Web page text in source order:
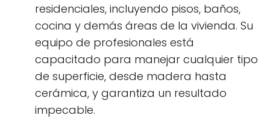
residenciales, incluyendo pisos, baños,
cocina y demás áreas de la vivienda. Su
equipo de profesionales está
capacitado para manejar cualquier tipo
de superficie, desde madera hasta
cerámica, y garantiza un resultado
impecable.